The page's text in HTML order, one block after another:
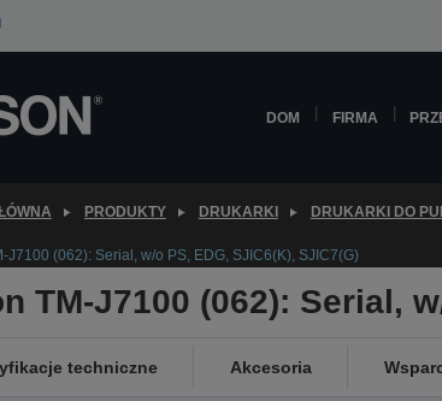
DOM FIRMA
PRODUKTY DRUKARKI DRUKARKI DO
J7100 (062): Serial, w/o PS, EDG, SJIC6(K), SJIC7(G)
TM-J7100 (062): Serial,
techniczne Akcesoria